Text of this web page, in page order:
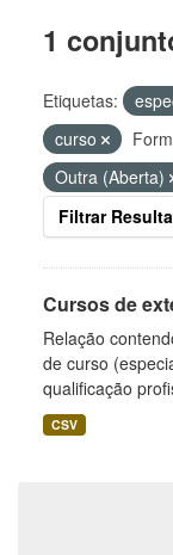
1
Etiquetas:
curso
Outra (Aberta)
Filtrar
Cursos de
Relação
de curso
qualificação
CSV